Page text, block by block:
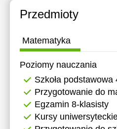
Przedmioty
Matematyka
Poziomy nauczania
Szkoła podstawowa
Przygotowanie do
Egzamin 8-klasisty
Kursy
11:30
12:30
13:00
13:30
14:00
14:30